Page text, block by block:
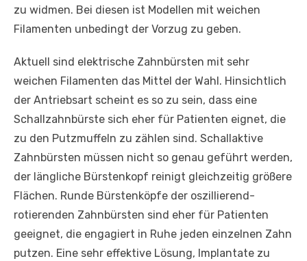
zu widmen. Bei diesen ist Modellen mit weichen
Filamenten unbedingt der Vorzug zu geben.
Aktuell sind elektrische Zahnbürsten mit sehr
weichen Filamenten das Mittel der Wahl. Hinsichtlich
der Antriebsart scheint es so zu sein, dass eine
Schallzahnbürste sich eher für Patienten eignet, die
zu den Putzmuffeln zu zählen sind. Schallaktive
Zahnbürsten müssen nicht so genau geführt werden,
der längliche Bürstenkopf reinigt gleichzeitig größere
Flächen. Runde Bürstenköpfe der oszillierend-
rotierenden Zahnbürsten sind eher für Patienten
geeignet, die engagiert in Ruhe jeden einzelnen Zahn
putzen. Eine sehr effektive Lösung, Implantate zu